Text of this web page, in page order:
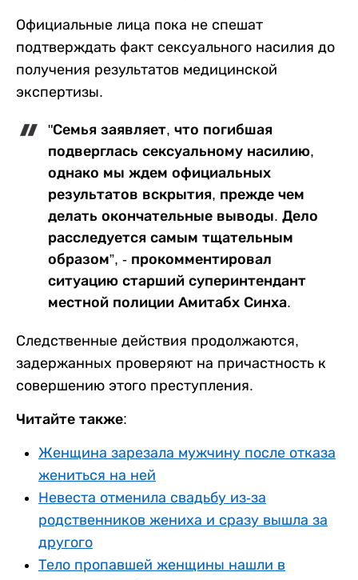
Официальные лица пока не спешат
подтверждать факт сексуального насилия до
получения результатов медицинской
экспертизы.
"Семья заявляет, что погибшая
подверглась сексуальному насилию,
однако мы ждем официальных
результатов вскрытия, прежде чем
делать окончательные выводы. Дело
расследуется самым тщательным
образом”, - прокомментировал
ситуацию старший суперинтендант
местной полиции Амитабх Синха.
Следственные действия продолжаются,
задержанных проверяют на причастность к
совершению этого преступления.
Читайте также:
Женщина зарезала мужчину после отказа
жениться на ней
Невеста отменила свадьбу из-за
родственников жениха и сразу вышла за
другого
Тело пропавшей женщины нашли в